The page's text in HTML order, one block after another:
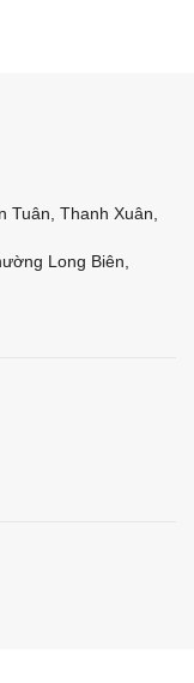
Tuân, Thanh Xuân,
Long Biên,